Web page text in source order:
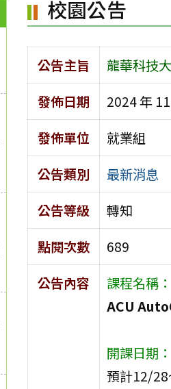
校園公告
公告主旨
龍華科技
發佈日期
2024 年
發佈單位
就業組
公告類別
最新消息
公告等級
轉知
點閱次數
689
公告內容
課程名稱：
ACU
開課日期：
預計12/